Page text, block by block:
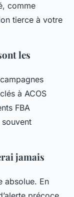
comme
tierce à votre
les
à ACOS
FBA
jamais
absolue. En